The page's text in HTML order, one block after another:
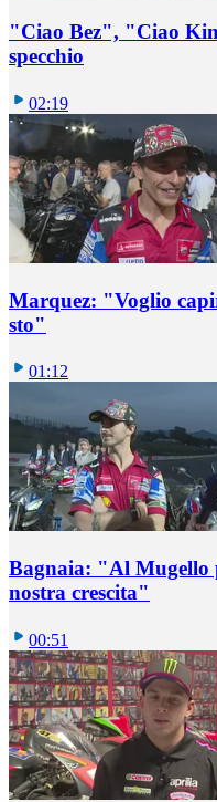
"Ciao Bez", "Ciao
specchio
02:19
Marquez: "Voglio
sto"
01:12
Bagnaia: "Al Mugello
nostra crescita"
00:51